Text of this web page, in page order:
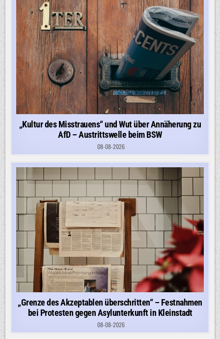
„Kultur des Misstrauens“ und Wut über Annäherung zu
AfD – Austrittswelle beim BSW
08-08-2026
„Grenze des Akzeptablen überschritten“ – Festnahmen
bei Protesten gegen Asylunterkunft in Kleinstadt
08-08-2026